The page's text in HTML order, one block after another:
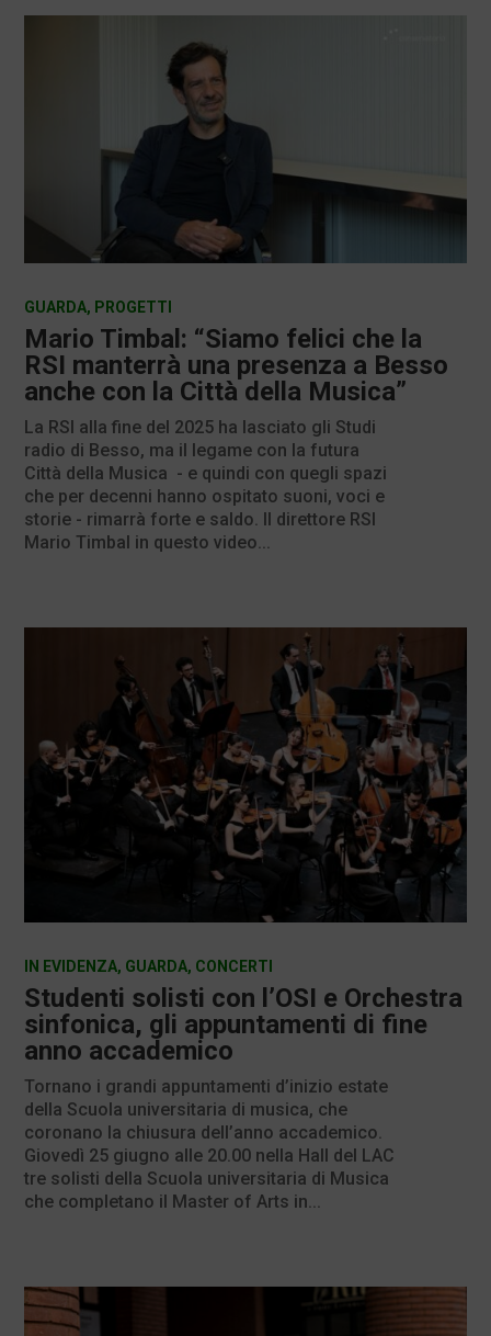
Mario Timbal: “Siamo felici che la
RSI manterrà una presenza a Besso
anche con la Città della Musica”
GUARDA, PROGETTI
La RSI alla fine del 2025 ha lasciato gli Studi
radio di Besso, ma il legame con la futura
Città della Musica - e quindi con quegli spazi
che per decenni hanno ospitato suoni, voci e
storie - rimarrà forte e saldo. Il direttore RSI
Mario Timbal in questo video...
Studenti solisti con l’OSI e Orchestra
sinfonica, gli appuntamenti di fine
anno accademico
IN EVIDENZA, GUARDA, CONCERTI
Tornano i grandi appuntamenti d’inizio estate
della Scuola universitaria di musica, che
coronano la chiusura dell’anno accademico.
Giovedì 25 giugno alle 20.00 nella Hall del LAC
tre solisti della Scuola universitaria di Musica
che completano il Master of Arts in...